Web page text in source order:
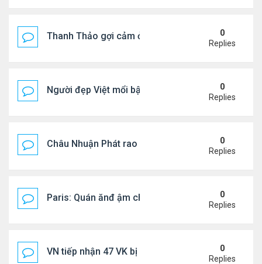
Thanh Thảo gợi cảm ở tuổi 49
0
Replies
Người đẹp Việt mổi bật giữa dàn sao châu Á
0
Replies
Châu Nhuận Phát rao bán tài sản
0
Replies
Paris: Quán ănđ ậm chất Việt đông kín khách chờ
0
Replies
VN tiếp nhận 47 VK bị Mỹ trục xuất, Công an
0
Replies